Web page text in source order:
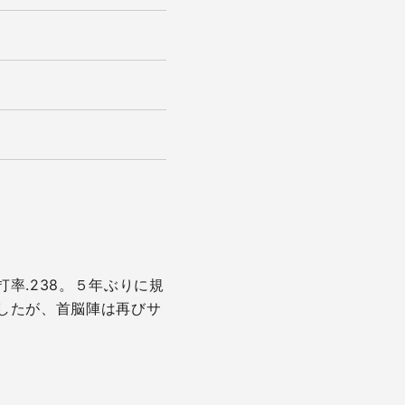
率.238。５年ぶりに規
たが、首脳陣は再びサ